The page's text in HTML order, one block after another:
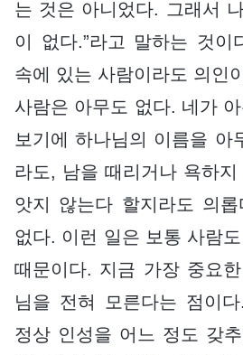
는 것은 아니었다. 그래서
이 없다.”라고 말하는 것
속에 있는 사람이라도 의인
사람은 아무도 없다. 네가
보기에 하나님의 이름을 아
라도, 남을 때리거나 욕하
앗지 않는다 할지라도 의
없다. 이런 일은 보통 사람
때문이다. 지금 가장 중요
님을 전혀 모른다는 점이
정상 인성을 어느 정도 갖